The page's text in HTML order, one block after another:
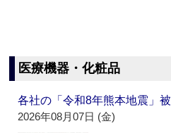
医療機器・化粧品
各社の「令和8年熊本地震」
2026年08月07日 (金)